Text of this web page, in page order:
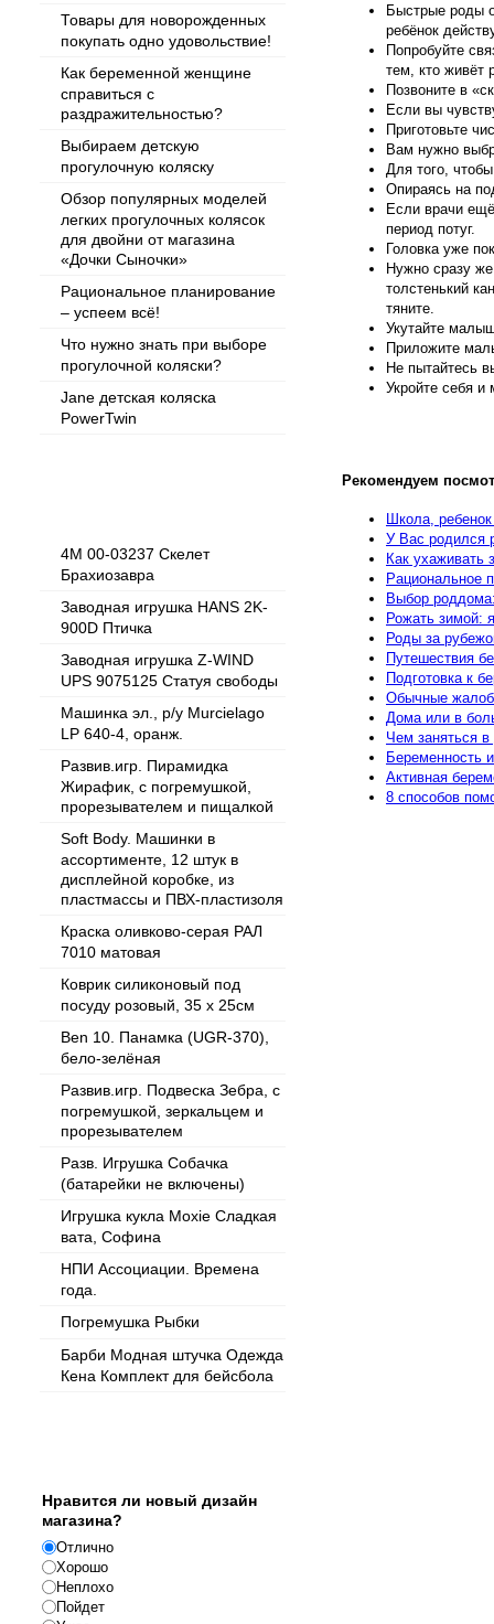
Товары для новорожденных
покупать одно удовольствие!
Как беременной женщине
справиться с
раздражительностью?
Выбираем детскую
прогулочную коляску
Обзор популярных моделей
легких прогулочных колясок
для двойни от магазина
«Дочки Сыночки»
Рациональное планирование
– успеем всё!
Что нужно знать при выборе
прогулочной коляски?
Jane детская коляска
PowerTwin
4M 00-03237 Скелет
Брахиозавра
Заводная игрушка HANS 2K-
900D Птичка
Заводная игрушка Z-WIND
UPS 9075125 Статуя свободы
Машинка эл., р/у Murcielago
LP 640-4, оранж.
Развив.игр. Пирамидка
Жирафик, с погремушкой,
прорезывателем и пищалкой
Soft Body. Машинки в
ассортименте, 12 штук в
дисплейной коробке, из
пластмассы и ПВХ-пластизоля
Краска оливково-серая РАЛ
7010 матовая
Коврик силиконовый под
посуду розовый, 35 х 25см
Ben 10. Панамка (UGR-370),
бело-зелёная
Развив.игр. Подвеска Зебра, с
погремушкой, зеркальцем и
прорезывателем
Разв. Игрушка Собачка
(батарейки не включены)
Игрушка кукла Moxie Сладкая
вата, Софина
НПИ Ассоциации. Времена
года.
Погремушка Рыбки
Барби Модная штучка Одежда
Кена Комплект для бейсбола
Нравится ли новый дизайн
магазина?
Отлично
Хорошо
Неплохо
Пойдет
Быстрые роды
ребёнок
Попробуйте
тем, кто живёт
Позвоните в
Если вы
Приготовьте
Вам нужно
Для того,
Опираясь на
Если врачи
период потуг.
Головка уже
Нужно сразу
толстенький
тяните.
Укутайте
Приложите
Не пытайтесь
Укройте себя
Рекомендуем
Школа,
У Вас родился
Как ухаживать
Рациональное
Выбор
Рожать зимой:
Роды за
Путешествия
Подготовка к
Обычные
Дома или в
Чем заняться в
Беременность
Активная
8 способов